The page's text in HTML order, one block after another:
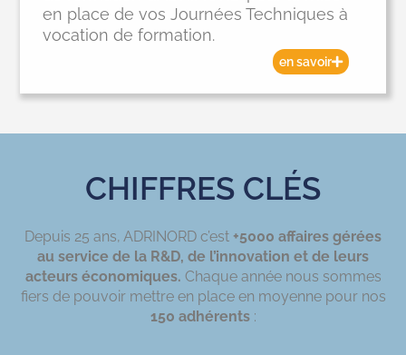
en place de vos Journées Techniques à
vocation de formation.
en savoir
CHIFFRES CLÉS
Depuis 25 ans, ADRINORD c’est +5000 affaires gérées
au service de la R&D, de l’innovation et de leurs
acteurs économiques. Chaque année nous sommes
fiers de pouvoir mettre en place en moyenne pour nos
150 adhérents: